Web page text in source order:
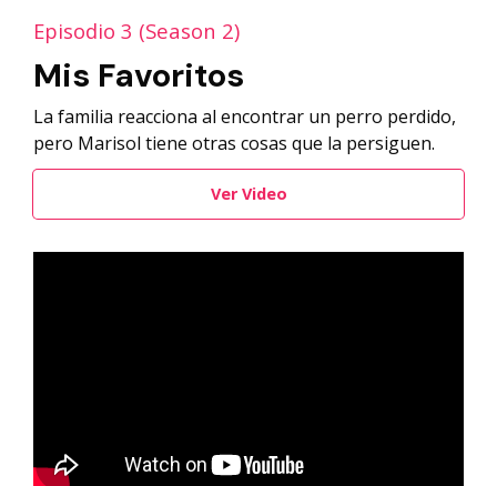
Episodio 3 (Season 2)
Mis Favoritos
La familia reacciona al encontrar un perro perdido,
pero Marisol tiene otras cosas que la persiguen.
Ver Video